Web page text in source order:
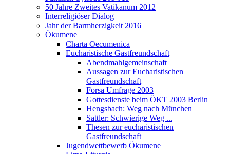
50 Jahre Zweites Vatikanum 2012
Interreligiöser Dialog
Jahr der Barmherzigkeit 2016
Ökumene
Charta Oecumenica
Eucharistische Gastfreundschaft
Abendmahlgemeinschaft
Aussagen zur Eucharistischen
Gastfreundschaft
Forsa Umfrage 2003
Gottesdienste beim ÖKT 2003 Berlin
Hengsbach: Weg nach München
Sattler: Schwierige Weg ...
Thesen zur eucharistischen
Gastfreundschaft
Jugendwettbewerb Ökumene